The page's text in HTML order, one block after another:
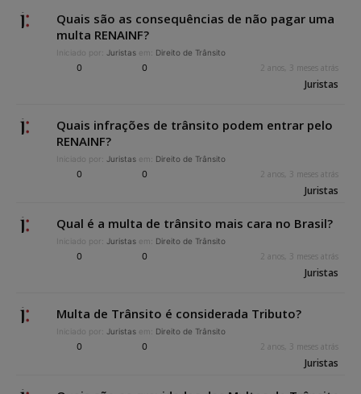
Quais são as consequências de não pagar uma
multa RENAINF?
Iniciado por: Juristas em: Direito de Trânsito
0 0 2 anos, 3 meses atrás
Juristas
Quais infrações de trânsito podem entrar pelo
RENAINF?
Iniciado por: Juristas em: Direito de Trânsito
0 0 2 anos, 3 meses atrás
Juristas
Qual é a multa de trânsito mais cara no Brasil?
Iniciado por: Juristas em: Direito de Trânsito
0 0 2 anos, 3 meses atrás
Juristas
Multa de Trânsito é considerada Tributo?
Iniciado por: Juristas em: Direito de Trânsito
0 0 2 anos, 3 meses atrás
Juristas